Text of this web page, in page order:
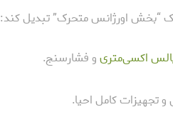
یک “بخش اورژانس متحرک” تبدیل کند:
اکسی‌متریو فشارسنج.
تجهیزات کامل احیا.